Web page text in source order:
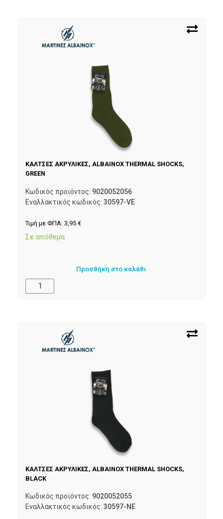
ΚΑΛΤΣΕΣ ΑΚΡΥΛΙΚΕΣ, ALBAINOX THERMAL SHOCKS,
GREEN
Κωδικός προϊόντος: 9020052056
Εναλλακτικός κωδικός: 30597-VE
Τιμή με ΦΠΑ: 3,95 €
Σε απόθεμα
Προσθήκη στο καλάθι
ΚΑΛΤΣΕΣ ΑΚΡΥΛΙΚΕΣ, ALBAINOX THERMAL SHOCKS,
BLACK
Κωδικός προϊόντος: 9020052055
Εναλλακτικός κωδικός: 30597-NE